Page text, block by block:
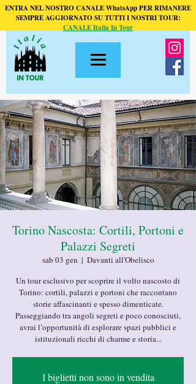
ENTRA NEL NOSTRO CANALE WhatsApp PER RIMANERE
SEMPRE AGGIORNATO SU TUTTI I NOSTRI TOUR:
CANALE Italia In Tour
Torino Nascosta: Cortili, Portoni e
Palazzi Segreti
sab 03 gen
  |
Davanti all'Obelisco
Un tour esclusivo per scoprire il volto nascosto di
Torino: cortili, palazzi e portoni che raccontano
storie affascinanti e spesso dimenticate.
Passeggiando tra angoli segreti e poco conosciuti,
avrai l’opportunità di esplorare spazi pubblici e
istituzionali ricchi di charme e storia...
I biglietti non sono in vendita